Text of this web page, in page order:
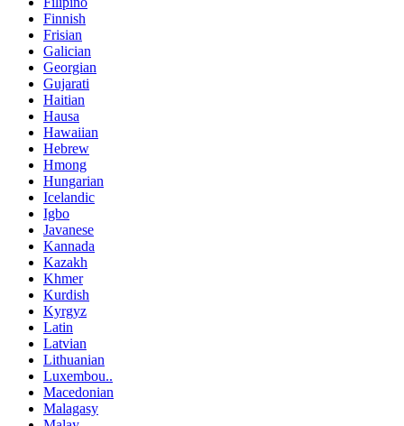
Finnish
Frisian
Galician
Georgian
Gujarati
Haitian
Hausa
Hawaiian
Hebrew
Hmong
Hungarian
Icelandic
Igbo
Javanese
Kannada
Kazakh
Khmer
Kurdish
Kyrgyz
Latin
Latvian
Lithuanian
Luxembou..
Macedonian
Malagasy